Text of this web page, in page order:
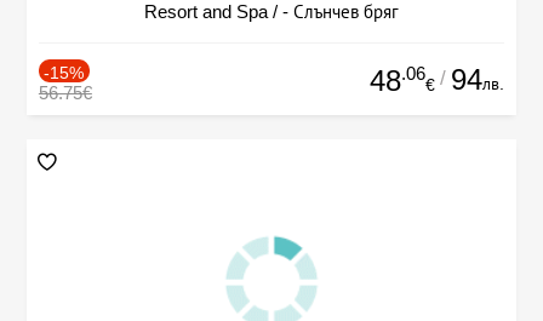
Resort and Spa / - Слънчев бряг
-15%
56.75€ 48.06
€ / 94лв.